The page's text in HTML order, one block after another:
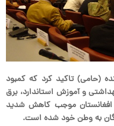
(حامی) تاکید کرد که کمبود
و آموزش استاندارد، برق
موجب کاهش شدید
به وطن خود شده است.